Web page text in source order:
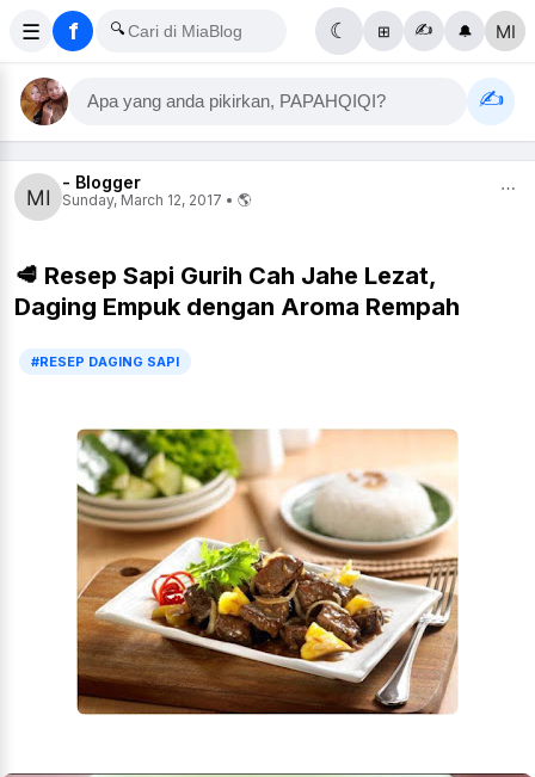
☰ f 🔍 ☾ ⊞ ✍️ 🔔
Apa yang anda pikirkan, PAPAHQIQI? ✍️
- Blogger
Sunday, March 12, 2017 • 🌎
⋯
🥩 Resep Sapi Gurih Cah Jahe Lezat,
Daging Empuk dengan Aroma Rempah
#RESEP DAGING SAPI